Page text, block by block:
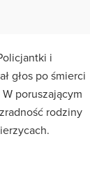
i
głos po śmierci
poruszającym
rodziny